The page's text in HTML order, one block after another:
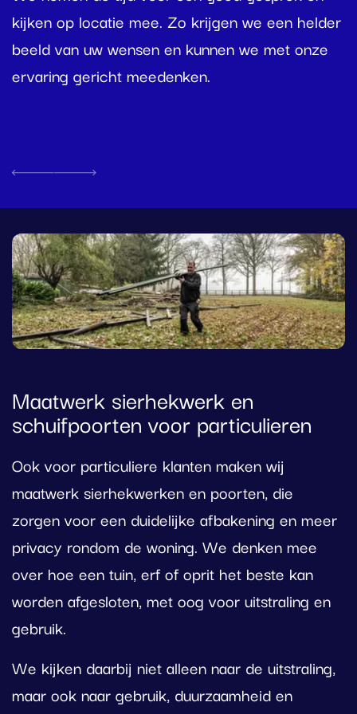
kijken op locatie mee. Zo krijgen we een helder
beeld van uw wensen en kunnen we met onze
ervaring gericht meedenken.
Maatwerk sierhekwerk en
schuifpoorten voor particulieren
Ook voor particuliere klanten maken wij
maatwerk sierhekwerken en poorten, die
zorgen voor een duidelijke afbakening en meer
privacy rondom de woning. We denken mee
over hoe een tuin, erf of oprit het beste kan
worden afgesloten, met oog voor uitstraling en
gebruik.
We kijken daarbij niet alleen naar de uitstraling,
maar ook naar gebruik, duurzaamheid en